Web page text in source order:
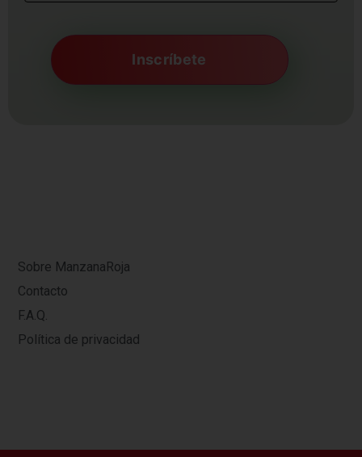
Sobre ManzanaRoja
Contacto
F.A.Q.
Política de privacidad